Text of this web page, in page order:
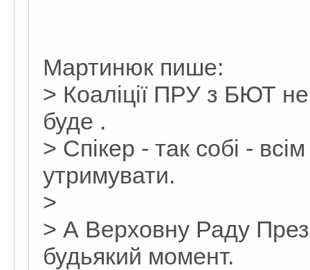
Мартинюк пише:
> Коаліції ПРУ з БЮТ
буде .
> Спікер - так собі -
утримувати.
>
> А Верховну Раду
будьякий момент.